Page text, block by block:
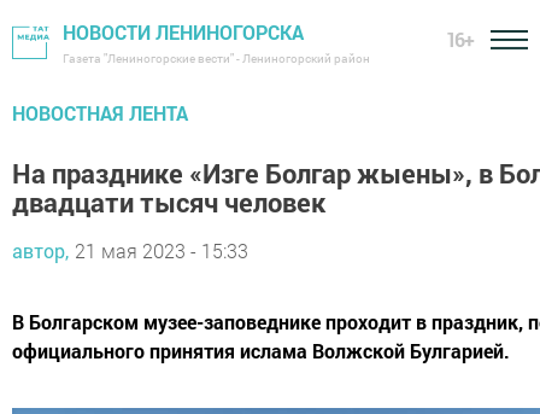
НОВОСТИ ЛЕНИНОГОРСКА
Газета "Лениногорские вести" - Лениногорский район
16+
НОВОСТНАЯ ЛЕНТА
На празднике «Изге Болгар жыены», в
двадцати тысяч человек
автор, 21 мая 2023 - 15:33
В Болгарском музее-заповеднике проходит в
официального принятия ислама Волжской Булгарией.